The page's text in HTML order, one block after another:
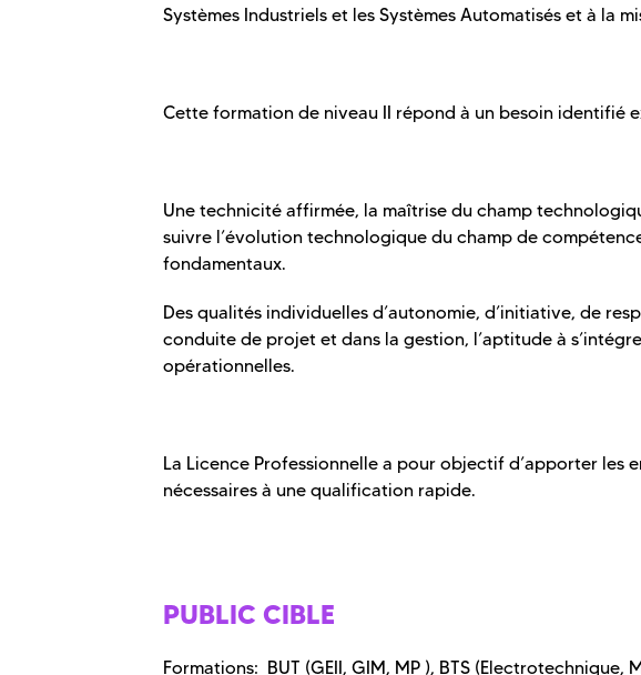
Systèmes Industriels et les Systèmes Automatisés et à la
Cette formation de niveau II répond à un besoin identifié
Une technicité affirmée, la maîtrise du champ
suivre l’évolution technologique du champ de
fondamentaux.
Des qualités individuelles d’autonomie, d’initiative, de
conduite de projet et dans la gestion, l’aptitude à
opérationnelles.
La Licence Professionnelle a pour objectif d’apporter les
nécessaires à une qualification rapide.
PUBLIC CIBLE
Formations: BUT (GEII, GIM, MP ), BTS (Electrotechnique,